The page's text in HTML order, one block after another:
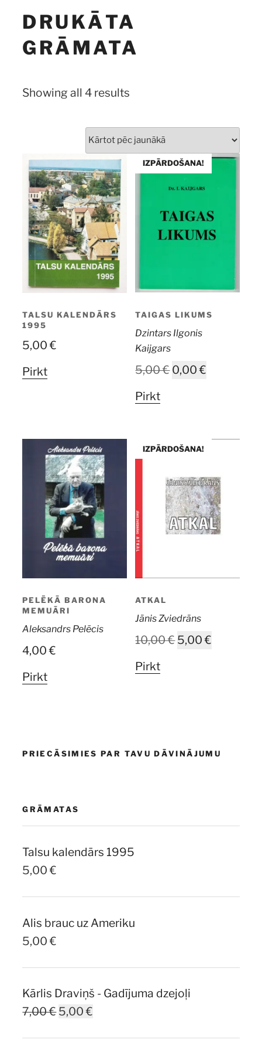
DRUKĀTA
GRĀMATA
Showing all 4 results
latest
TALSU KALENDĀRS
1995
5,00€
Pirkt
IZPĀRDOŠANA!
TAIGAS LIKUMS
Dzintars Ilgonis
Kaijgars
5,00€Original
0,00€
Pirkt
PELĒKĀ BARONA
MEMUĀRI
Aleksandrs Pelēcis
4,00€
Pirkt
IZPĀRDOŠANA!
ATKAL
Jānis Zviedrāns
10,00€Original
5,00€
Pirkt
PRIECĀSIMIES PAR TAVU DĀVINĀJUMU
GRĀMATAS
Talsu kalendārs 1995
5,00€
Alis brauc uz Ameriku
5,00€
Kārlis Draviņš - Gadījuma dzejoļi
7,00€Original
5,00€